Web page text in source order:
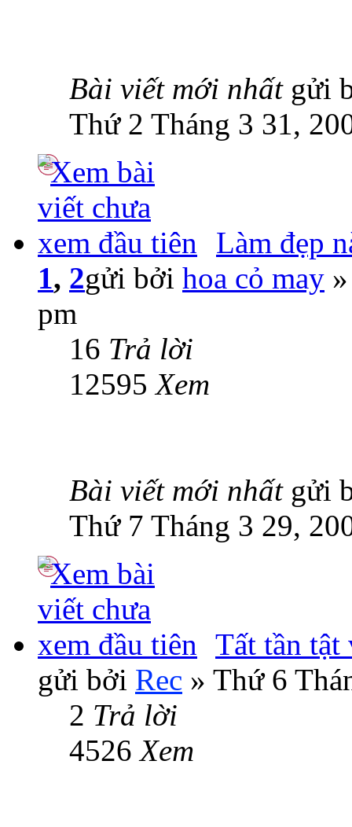
Bài viết mới nhất gửi
Thứ 2 Tháng 3 31,
Làm đẹp
1, 2gửi bởi hoa cỏ may
pm
16 Trả lời
12595Xem
Bài viết mới nhất gửi
Thứ 7 Tháng 3 29,
Tất tần tật
gửi bởi Rec » Thứ 6
2 Trả lời
4526Xem